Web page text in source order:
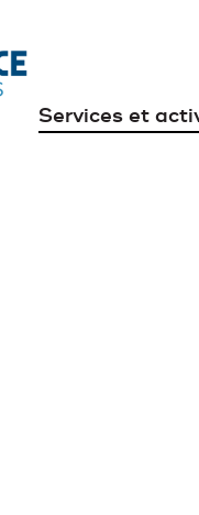
Services et